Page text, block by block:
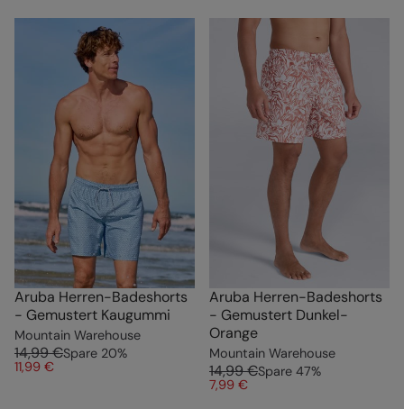
Aruba Herren-Badeshorts
- Gemustert Kaugummi
Mountain Warehouse
14,99 €Spare 20%
11,99 €
Aruba Herren-Badeshorts
- Gemustert Dunkel-
Orange
Mountain Warehouse
14,99 €Spare 47%
7,99 €